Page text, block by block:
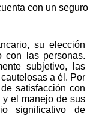
con un seguro
su elección
con las personas.
subjetivo, las
a él. Por
satisfacción con
y el manejo de sus
significativo de